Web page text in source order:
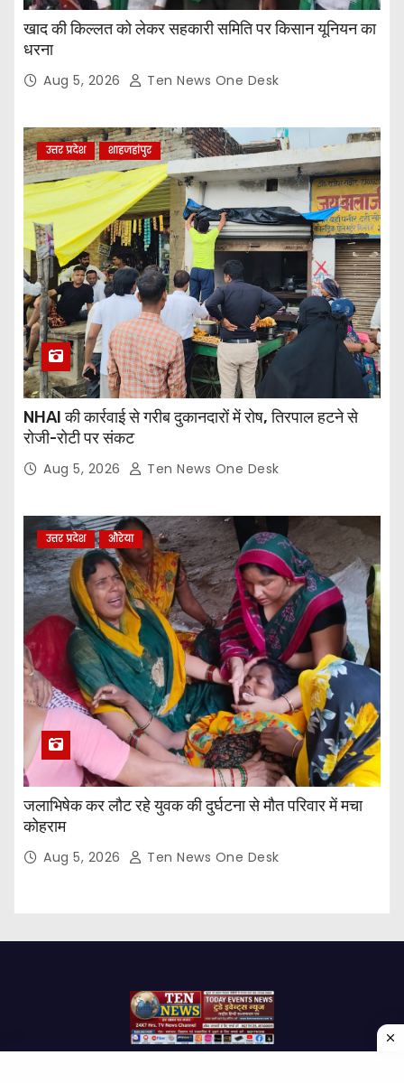
खाद की किल्लत को लेकर सहकारी समिति पर किसान यूनियन का
धरना
Aug 5, 2026 Ten News One Desk
उत्तर प्रदेश शाहजहांपुर
NHAI की कार्रवाई से गरीब दुकानदारों में रोष, तिरपाल हटने से
रोजी-रोटी पर संकट
Aug 5, 2026 Ten News One Desk
उत्तर प्रदेश औरेया
जलाभिषेक कर लौट रहे युवक की दुर्घटना से मौत परिवार में मचा
कोहराम
Aug 5, 2026 Ten News One Desk